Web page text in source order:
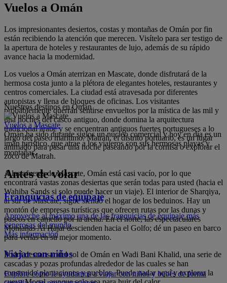
Vuelos a Omán
Los impresionantes desiertos, costas y montañas de Omán por fin
están recibiendo la atención que merecen. Visítelo para ser testigo de
la apertura de hoteles y restaurantes de lujo, además de su rápido
avance hacia la modernidad.
Los vuelos a Omán aterrizan en Mascate, donde disfrutará de la
hermosa costa junto a la plétora de elegantes hoteles, restaurantes y
centros comerciales. La ciudad está atravesada por diferentes
autopistas y llena de bloques de oficinas. Los visitantes
probablemente querrán sentirse envueltos por la mística de las mil y
una noches del casco antiguo, donde domina la arquitectura
tradicional árabe y se encuentran antiguos fuertes portugueses a lo
largo del paseo marítimo. Matrah, el distrito portuario, es un lugar
animado para pasar una noche paseando por la cornisa o explorar el
zoco de Matrah.
A las afueras de Mascate, Omán está casi vacío, por lo que
encontrará vastas zonas desiertas que serán todas para usted (hacia el
Wahiba Sands si solo puede hacer un viaje). El interior de Sharqiya,
al sur de Mascate, sigue siendo el hogar de los beduinos. Hay un
montón de empresas turísticas que ofrecen rutas por las dunas y
paseos en camello por la arena. En el norte, las espectaculares
Montañas Al Hajar descienden hacia el Golfo; dé un paseo en barco
para verlas en su mejor momento.
Podrá descansar del sol de Omán en Wadi Bani Khalid, una serie de
cascadas y pozas profundas alrededor de las cuales se han
construido plantaciones y pueblos. Puede nadar aquí y explorar la
Nuestros destinos en Omán
Vuelos a Mascate
Omán ha sido durante siglos un núcleo comercial y hoy en día es un
imán turístico, que atrae a los viajeros con sus hermosas playas y
montañas.
Antes de volar
Franquicias de equipaje
Aproveche al máximo una de las franquicias de equipaje más
generosas del mundo
Más información
Viajar con niños
Explore cómo le ayudamos a viajar con niños y bebés de forma